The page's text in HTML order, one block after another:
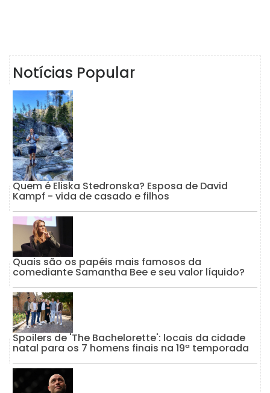
Notícias Popular
Quem é Eliska Stedronska? Esposa de David
Kampf - vida de casado e filhos
Quais são os papéis mais famosos da
comediante Samantha Bee e seu valor líquido?
Spoilers de 'The Bachelorette': locais da cidade
natal para os 7 homens finais na 19ª temporada